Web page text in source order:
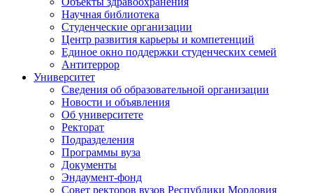
Научная библиотека
Студенческие организации
Центр развития карьеры и компетенций
Единое окно поддержки студенческих семей
Антитеррор
Университет
Сведения об образовательной организации
Новости и объявления
Об университете
Ректорат
Подразделения
Программы вуза
Документы
Эндаумент-фонд
Совет ректоров вузов Республики Мордовия